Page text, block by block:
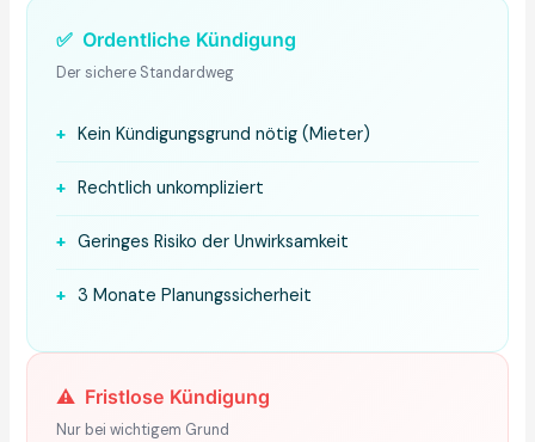
✅ Ordentliche Kündigung
Der sichere Standardweg
+ Kein Kündigungsgrund nötig (Mieter)
+ Rechtlich unkompliziert
+ Geringes Risiko der Unwirksamkeit
+ 3 Monate Planungssicherheit
⚠️ Fristlose Kündigung
Nur bei wichtigem Grund